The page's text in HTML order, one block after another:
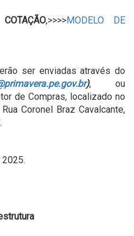
,>>>>MODELO DE
ser enviadas através do
), ou
de Compras, localizado no
Coronel Braz Cavalcante,